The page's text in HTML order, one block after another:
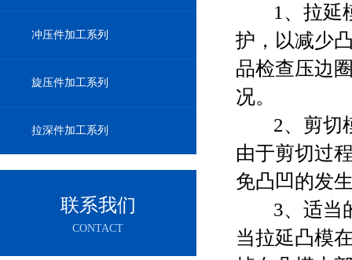
冲压件加工系列
旋压件加工系列
拉深件加工系列
联系我们
CONTACT
1、拉延模
护，以减少
品检查压边
况。
2、剪切
由于剪切过
免凸凹的发
3、适当
当拉延凸模